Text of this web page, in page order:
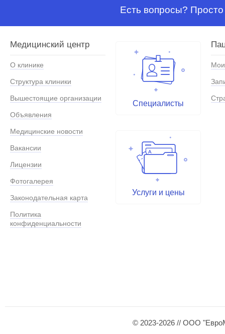
Есть вопросы?
Медицинский центр
О клинике
Структура клиники
Вышестоящие организации
Объявления
Медицинские новости
Вакансии
Лицензии
Фотогалерея
Законодательная карта
Политика
конфиденциальности
Специалисты
Услуги и цены
© 2023-2026 // ООО